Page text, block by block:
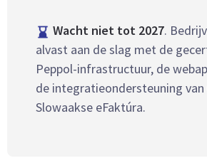
Wacht niet tot 2027.
alvast aan de slag met de
Peppol-infrastructuur, de
de integratieondersteuning van
Slowaakse eFaktúra.